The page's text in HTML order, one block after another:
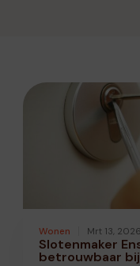
Wonen Mrt 13, 2026
Slotenmaker
betrouwbaar